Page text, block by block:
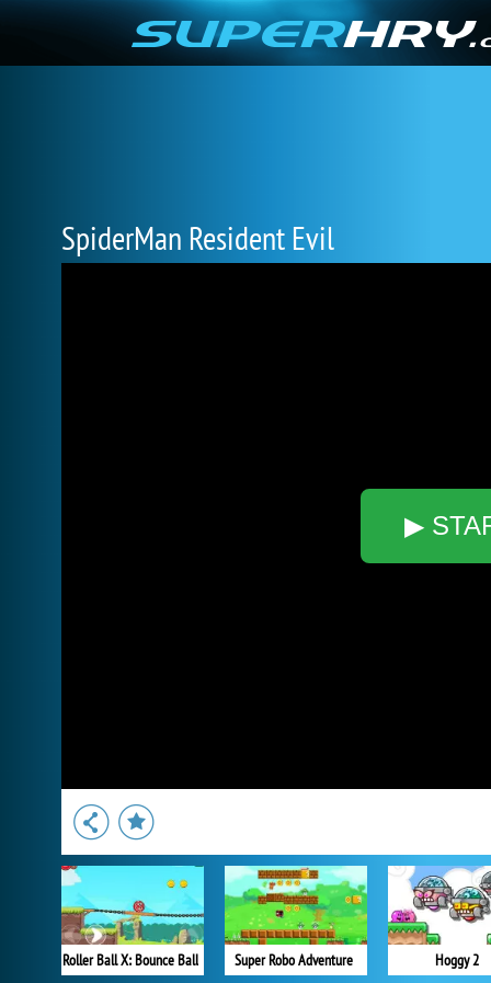
SpiderMan Resident Evil
▶
Roller Ball X: Bounce Ball Super Robo Adventure Hoggy 2